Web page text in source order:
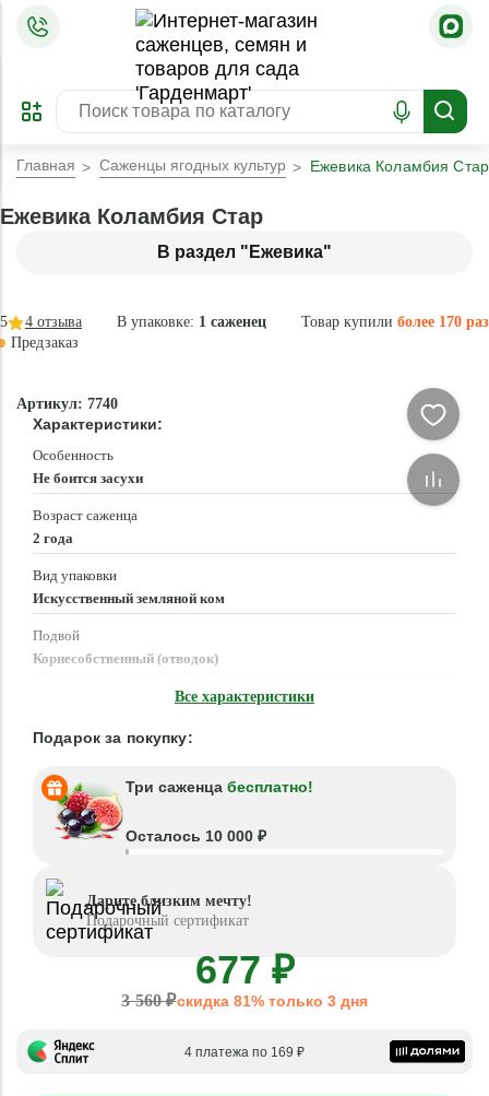
ПРЕДЗАКАЗ
ЗАБРОНИРОВАТЬ
ЛУЧШЕЕ
Главная Саженцы ягодных культур Ежевика Коламбия Стар
В раздел "Ежевика"
Ежевика Коламбия Стар
В упаковке: 1 саженец Товар купили более 170 раз
5 4 отзыва
Предзаказ
Артикул: 7740
Характеристики:
Особенность
Не боится засухи
Возраст саженца
2 года
Вид упаковки
Искусственный земляной ком
Подвой
Корнесобственный (отводок)
Все характеристики
Подарок за покупку:
Три саженца бесплатно!
Осталось 10 000 ₽
Дарите близким мечту!
Подарочный сертификат
677 ₽
3 560 ₽скидка 81% только 3 дня
4 платежа по 169 ₽